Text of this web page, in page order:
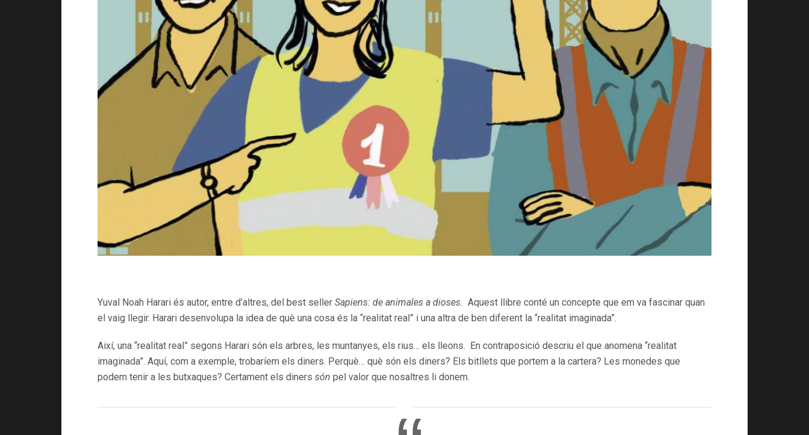
Yuval Noah Harari és autor, entre d’altres, del best seller Sapiens: de animales a dio­ses. Aquest llibre conté un concep­te que em va fascinar quan
el vaig llegir. Harari desenvolupa la idea de què una cosa és la “realitat real” i una altra de ben diferent la “realitat ima­ginada”.
Així, una “realitat real” segons Harari són els arbres, les muntanyes, els rius… els lleons. En contraposi­ció descriu el que anomena “realitat
imaginada”. Aquí, com a exemple, trobaríem els diners. Perquè… què són els diners? Els bitllets que por­tem a la cartera? Les monedes que
podem tenir a les butxaques? Cer­tament els diners són pel valor que nosaltres li donem.